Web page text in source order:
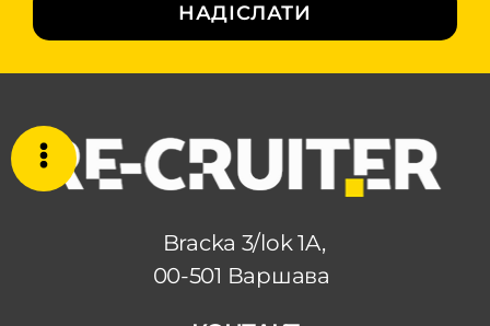
НАДІСЛАТИ
Bracka 3/lok 1A,
00-501 Варшава